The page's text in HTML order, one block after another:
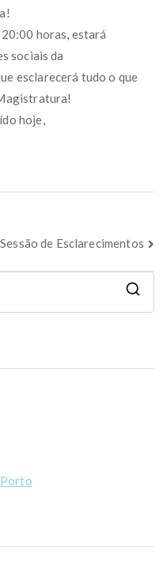
horas, estará
sociais da
esclarecerá tudo o que
hoje,
Sessão de Esclarecimentos
Porto